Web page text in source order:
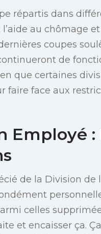
répartis dans
au chômage
coupes
de
que certaines
faire face aux
Employé
de la Division de
celles
et encaisser ça.